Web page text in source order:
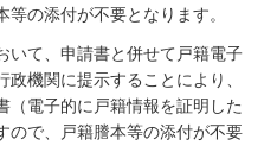
の添付が不要となります。
いて、申請書と併せて戸籍電子
機関に提示することにより、
（電子的に戸籍情報を証明した
ので、戸籍謄本等の添付が不要